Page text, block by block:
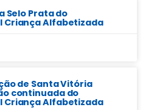
Selo Prata do
Criança Alfabetizada
de Santa Vitória
continuada do
Criança Alfabetizada